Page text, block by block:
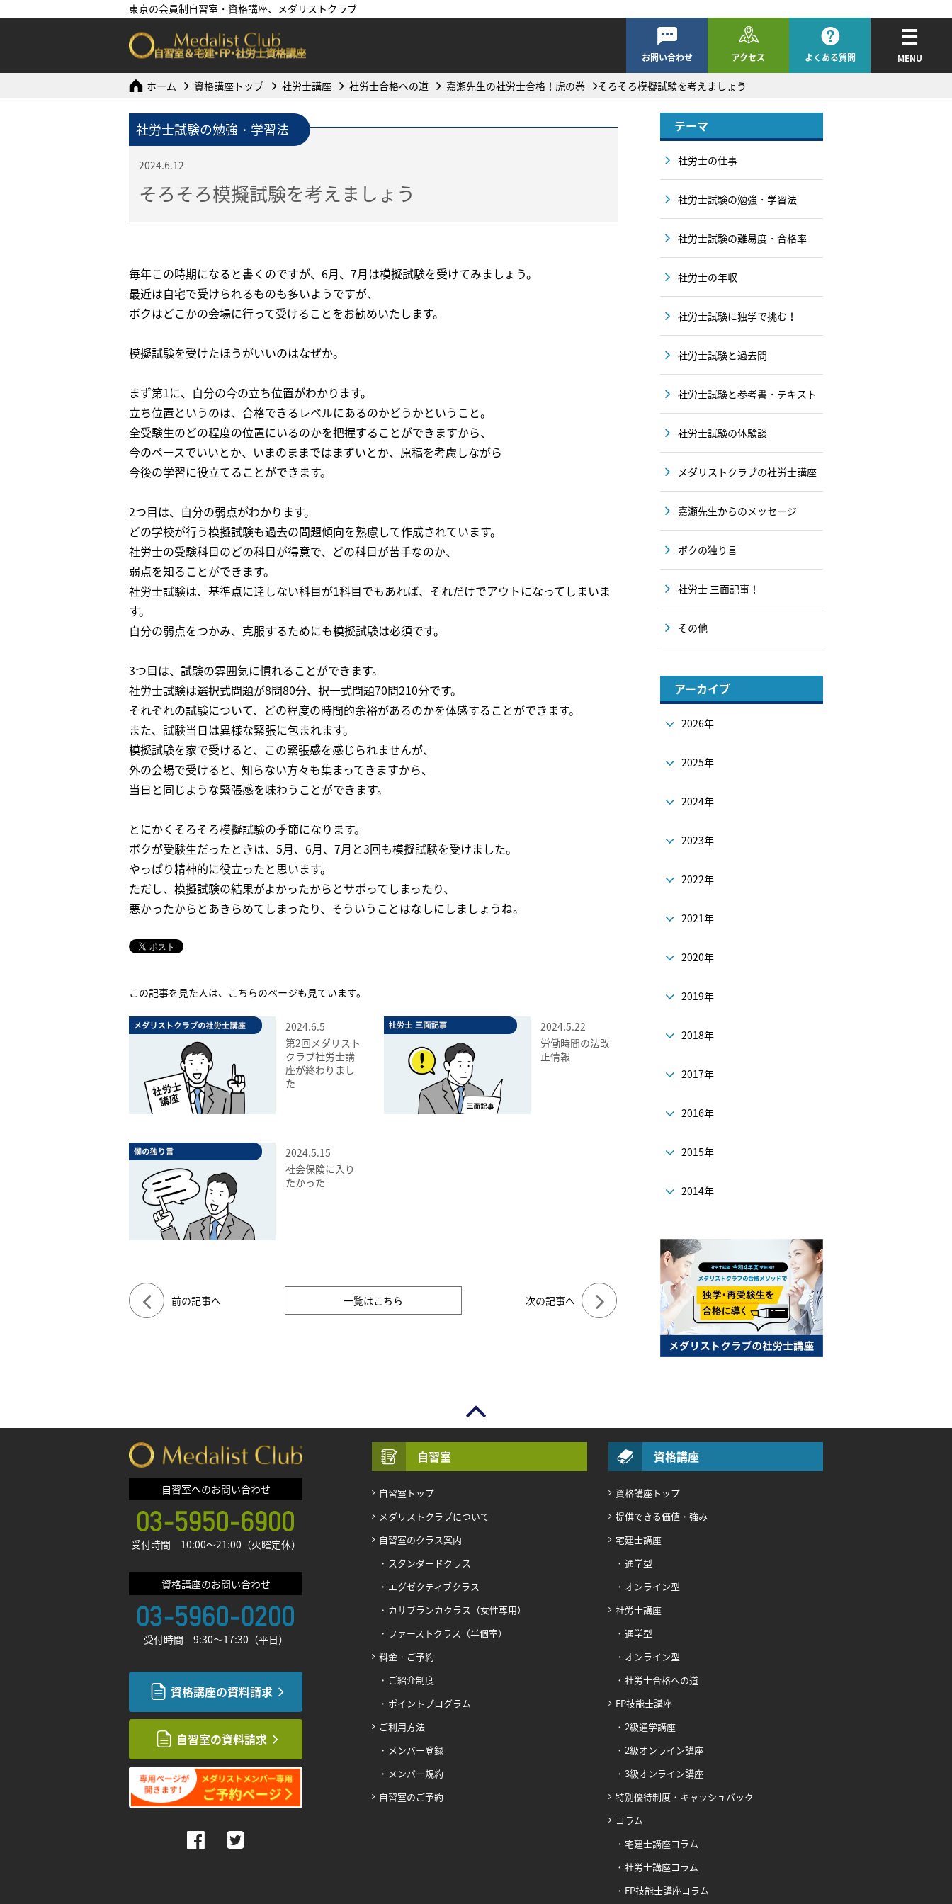
東京の会員制自習室・資格講座、メダリストクラブ
お問い合わせ アクセス よくある質問 MENU
ホーム 資格講座トップ 社労士講座 社労士合格への道 嘉瀬先生の社労士合格！虎の巻 そろそろ模擬試験を考えましょう
社労士試験の勉強・学習法
2024.6.12
そろそろ模擬試験を考えましょう
毎年この時期になると書くのですが、6月、7月は模擬試験を受けてみましょう。
最近は自宅で受けられるものも多いようですが、
ボクはどこかの会場に行って受けることをお勧めいたします。
模擬試験を受けたほうがいいのはなぜか。
まず第1に、自分の今の立ち位置がわかります。
立ち位置というのは、合格できるレベルにあるのかどうかということ。
全受験生のどの程度の位置にいるのかを把握することができますから、
今のペースでいいとか、いまのままではまずいとか、原稿を考慮しながら
今後の学習に役立てることができます。
2つ目は、自分の弱点がわかります。
どの学校が行う模擬試験も過去の問題傾向を熟慮して作成されています。
社労士の受験科目のどの科目が得意で、どの科目が苦手なのか、
弱点を知ることができます。
社労士試験は、基準点に達しない科目が1科目でもあれば、それだけでアウトになってしまいま
す。
自分の弱点をつかみ、克服するためにも模擬試験は必須です。
3つ目は、試験の雰囲気に慣れることができます。
社労士試験は選択式問題が8問80分、択一式問題70問210分です。
それぞれの試験について、どの程度の時間的余裕があるのかを体感することができます。
また、試験当日は異様な緊張に包まれます。
模擬試験を家で受けると、この緊張感を感じられませんが、
外の会場で受けると、知らない方々も集まってきますから、
当日と同じような緊張感を味わうことができます。
とにかくそろそろ模擬試験の季節になります。
ボクが受験生だったときは、5月、6月、7月と3回も模擬試験を受けました。
やっぱり精神的に役立ったと思います。
ただし、模擬試験の結果がよかったからとサボってしまったり、
悪かったからとあきらめてしまったり、そういうことはなしにしましょうね。
この記事を見た人は、こちらのページも見ています。
2024.6.5
第2回メダリスト
クラブ社労士講
座が終わりまし
た
2024.5.22
労働時間の法改
正情報
2024.5.15
社会保険に入り
たかった
前の記事へ 一覧はこちら 次の記事へ
テーマ
社労士の仕事
社労士試験の勉強・学習法
社労士試験の難易度・合格率
社労士の年収
社労士試験に独学で挑む！
社労士試験と過去問
社労士試験と参考書・テキスト
社労士試験の体験談
メダリストクラブの社労士講座
嘉瀬先生からのメッセージ
ボクの独り言
社労士 三面記事！
その他
アーカイブ
2026年
2025年
2024年
2023年
2022年
2021年
2020年
2019年
2018年
2017年
2016年
2015年
2014年
自習室へのお問い合わせ
受付時間 10:00〜21:00（火曜定休）
資格講座のお問い合わせ
受付時間 9:30〜17:30（平日）
資格講座の資料請求
自習室の資料請求
自習室
自習室トップ
メダリストクラブについて
自習室のクラス案内
スタンダードクラス
エグゼクティブクラス
カサブランカクラス（女性専用）
ファーストクラス（半個室）
料金・ご予約
ご紹介制度
ポイントプログラム
ご利用方法
メンバー登録
メンバー規約
自習室のご予約
資格講座
資格講座トップ
提供できる価値・強み
宅建士講座
通学型
オンライン型
社労士講座
通学型
オンライン型
社労士合格への道
FP技能士講座
2級通学講座
2級オンライン講座
3級オンライン講座
特別優待制度・キャッシュバック
コラム
宅建士講座コラム
社労士講座コラム
FP技能士講座コラム